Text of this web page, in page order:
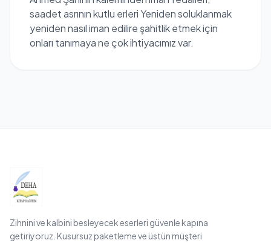
saadet asrının kutlu erleri Yeniden soluklanmak
yeniden nasıl iman edilire şahitlik etmek için
onları tanımaya ne çok ihtiyacımız var.
Zihnini ve kalbini besleyecek eserleri güvenle kapına
getiriyoruz. Kusursuz paketleme ve üstün müşteri